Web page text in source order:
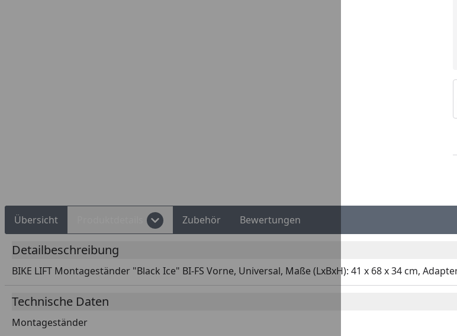
Übersicht Zubehör Bewertungen
Detailbeschreibung
BIKE LIFT Montageständer "Black Ice" BI-FS Vorne, Universal, Maße (LxBxH): 41 x 68 x 34 cm,
Technische Daten
Montageständer